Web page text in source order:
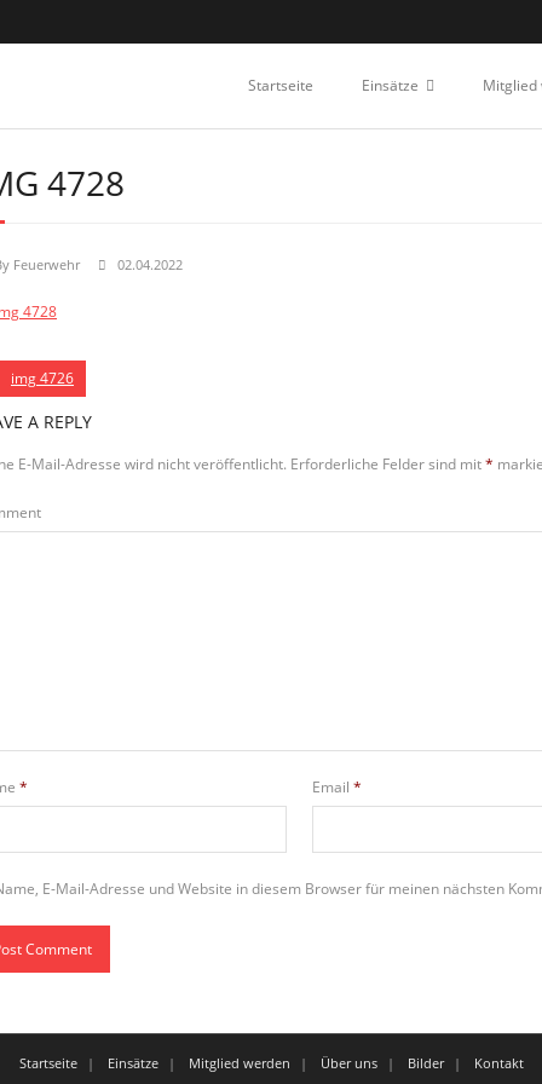
Startseite Einsätze Mitglied
4728
Feuerwehr 02.04.2022
img 4726
A REPLY
E-Mail-Adresse wird nicht veröffentlicht. Erforderliche Felder sind mit*
* Email *
E-Mail-Adresse und Website in diesem Browser für meinen nächsten
Startseite Einsätze Mitglied werden Über uns Bilder Kontakt